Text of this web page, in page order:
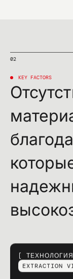
02
KEY FACTORS
ТЕХНОЛОГИЯ
EXTRACTION